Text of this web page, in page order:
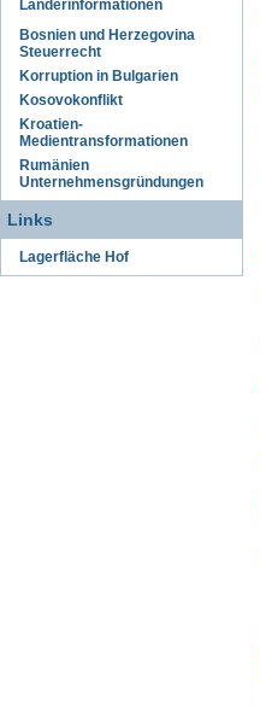
Länderinformationen
Bosnien und Herzegovina
Steuerrecht
Korruption in Bulgarien
Kosovokonflikt
Kroatien-
Medientransformationen
Rumänien
Unternehmensgründungen
Links
Lagerfläche Hof